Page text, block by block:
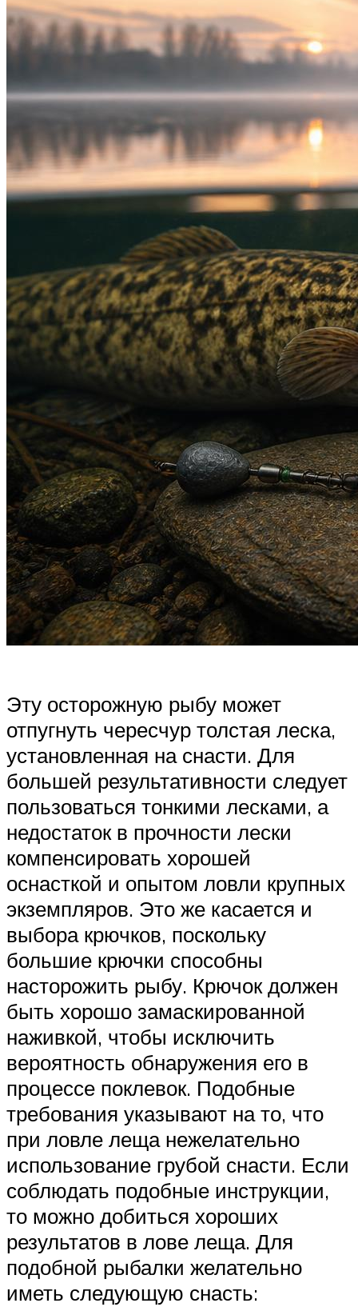
Эту осторожную рыбу может
отпугнуть чересчур толстая леска,
установленная на снасти. Для
большей результативности следует
пользоваться тонкими лесками, а
недостаток в прочности лески
компенсировать хорошей
оснасткой и опытом ловли крупных
экземпляров. Это же касается и
выбора крючков, поскольку
большие крючки способны
насторожить рыбу. Крючок должен
быть хорошо замаскированной
наживкой, чтобы исключить
вероятность обнаружения его в
процессе поклевок. Подобные
требования указывают на то, что
при ловле леща нежелательно
использование грубой снасти. Если
соблюдать подобные инструкции,
то можно добиться хороших
результатов в лове леща. Для
подобной рыбалки желательно
иметь следующую снасть: